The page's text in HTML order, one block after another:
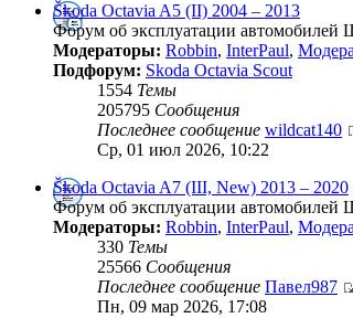
Škoda Octavia A5 (II) 2004 – 2013
Форум об эксплуатации автомобилей
Модераторы: Robbin, InterPaul,
Подфорум: Skoda Octavia Scout
1554 Темы
205795 Сообщения
Последнее сообщение wildcat140
Ср, 01 июл 2026, 10:22
Škoda Octavia A7 (III, New) 2013 – 2020
Форум об эксплуатации автомобилей
Модераторы: Robbin, InterPaul,
330 Темы
25566 Сообщения
Последнее сообщение Павел987
Пн, 09 мар 2026, 17:08